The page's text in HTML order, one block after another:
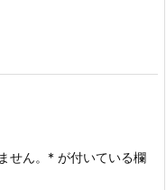
せん。 * が付いている欄